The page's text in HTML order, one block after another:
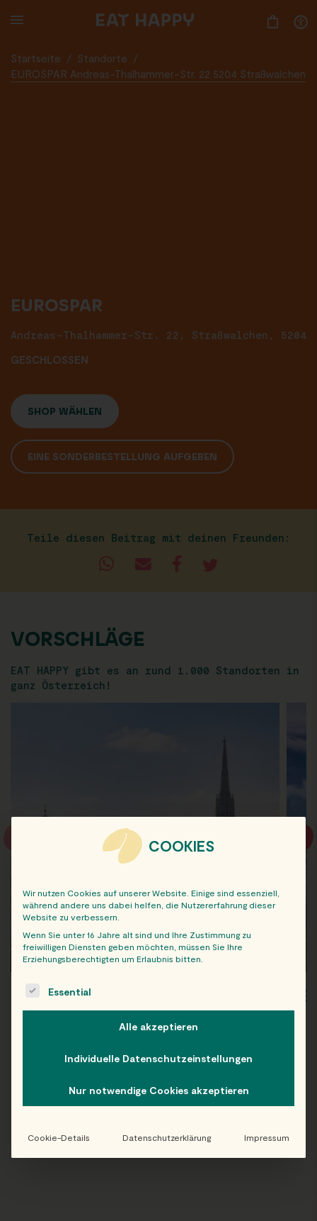
TO
Startseite / Standorte
/
EUROSPAR Andreas-Thalhammer-Str. 22 5204 Straßwalchen
EUROSPAR
Andreas-Thalhammer-Str. 22, Straßwalchen, 5204
GESCHLOSSEN
SHOP WÄHLEN
EINE SONDERBESTELLUNG AUFGEBEN
Teile diesen Beitrag mit deinen Freunden:
VORSCHLÄGE
EAT HAPPY gibt es an rund 1.000 Standorten in
ganz Österreich!
WIEN
Folge uns auf Instagram!
COOKIES
Wir nutzen Cookies auf unserer Website. Einige sind essenziell,
während andere uns dabei helfen, die Nutzererfahrung dieser
Website zu verbessern.
Wenn Sie unter 16 Jahre alt sind und Ihre Zustimmung zu
freiwilligen Diensten geben möchten, müssen Sie Ihre
Erziehungsberechtigten um Erlaubnis bitten.
The following is a list of service groups for which consent
Essential
Alle akzeptieren
Individuelle Datenschutzeinstellungen
Nur notwendige Cookies akzeptieren
Cookie-Details Datenschutzerklärung Impressum